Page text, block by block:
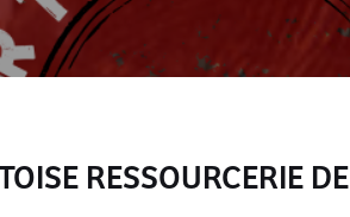
RESSOURCERIE DE